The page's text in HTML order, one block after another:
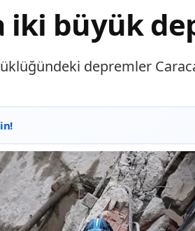
iki büyük
depremler